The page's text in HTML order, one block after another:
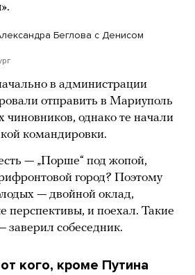
Беглова с Денисом
в администрации
отправить в Мариуполь
чиновников, однако те начали
командировки.
— „Порше“ под жопой,
город? Поэтому
— двойной оклад,
перспективы, и поехал. Такие
собеседник.
кого, кроме Путина